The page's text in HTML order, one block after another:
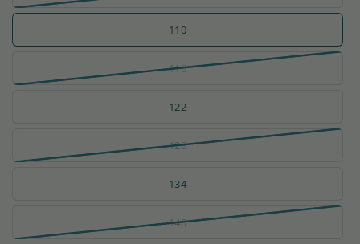
110
116
122
128
134
140